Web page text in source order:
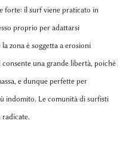
forte: il surf viene praticato in
proprio per adattarsi
zona è soggetta a erosioni
una grande libertà, poiché
e dunque perfette per
indomito. Le comunità di surfisti
radicate.